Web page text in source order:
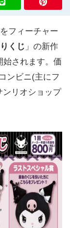
フィーチャー
くじ 」の新作
始されます。価
ンビニ(主にフ
ンリオショップ